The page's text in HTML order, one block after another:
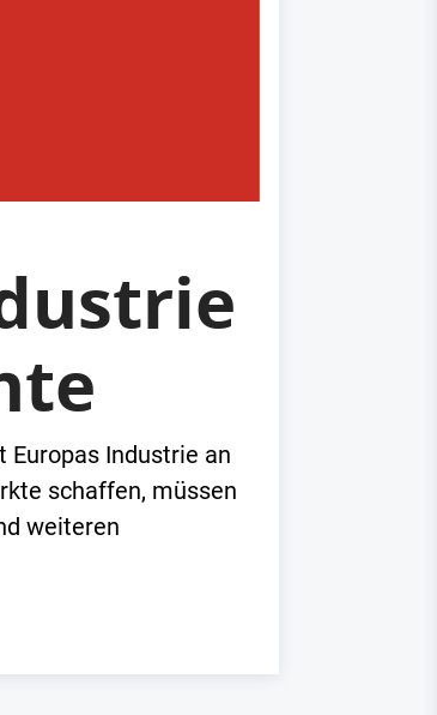
Europas Industrie an
schaffen, müssen
weiteren